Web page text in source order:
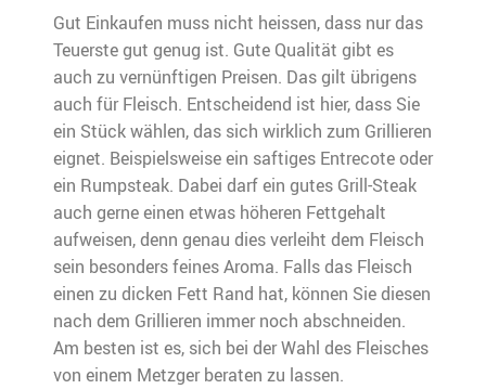
Gut Einkaufen muss nicht heissen, dass nur das
Teuerste gut genug ist. Gute Qualität gibt es
auch zu vernünftigen Preisen. Das gilt übrigens
auch für Fleisch. Entscheidend ist hier, dass Sie
ein Stück wählen, das sich wirklich zum Grillieren
eignet. Beispielsweise ein saftiges Entrecote oder
ein Rumpsteak. Dabei darf ein gutes Grill-Steak
auch gerne einen etwas höheren Fettgehalt
aufweisen, denn genau dies verleiht dem Fleisch
sein besonders feines Aroma. Falls das Fleisch
einen zu dicken Fett Rand hat, können Sie diesen
nach dem Grillieren immer noch abschneiden.
Am besten ist es, sich bei der Wahl des Fleisches
von einem Metzger beraten zu lassen.